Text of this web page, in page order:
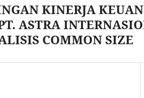
KINERJA
ASTRA
COMMON SIZE